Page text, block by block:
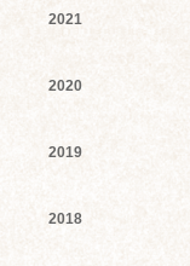
2021
2020
2019
2018